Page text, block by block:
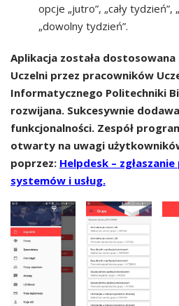
opcje „jutro”, „cały tydzień”,
„dowolny tydzień”.
Aplikacja została
Uczelni przez pracowników
Informatycznego Politechniki
rozwijana. Sukcesywnie
funkcjonalności. Zespół
otwarty na uwagi
poprzez: Helpdesk –
systemów i usług.